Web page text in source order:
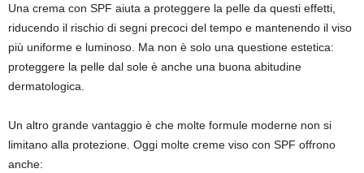
Una crema con SPF aiuta a proteggere la pelle da questi effetti,
riducendo il rischio di segni precoci del tempo e mantenendo il viso
più uniforme e luminoso. Ma non è solo una questione estetica:
proteggere la pelle dal sole è anche una buona abitudine
dermatologica.
Un altro grande vantaggio è che molte formule moderne non si
limitano alla protezione. Oggi molte creme viso con SPF offrono
anche: